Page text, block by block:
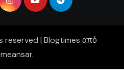
reserved | Blogtimes από
.